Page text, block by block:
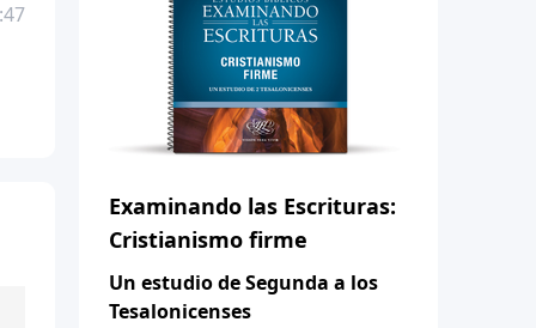
Examinando las Escrituras:
Cristianismo firme
Un estudio de Segunda a los
Tesalonicenses